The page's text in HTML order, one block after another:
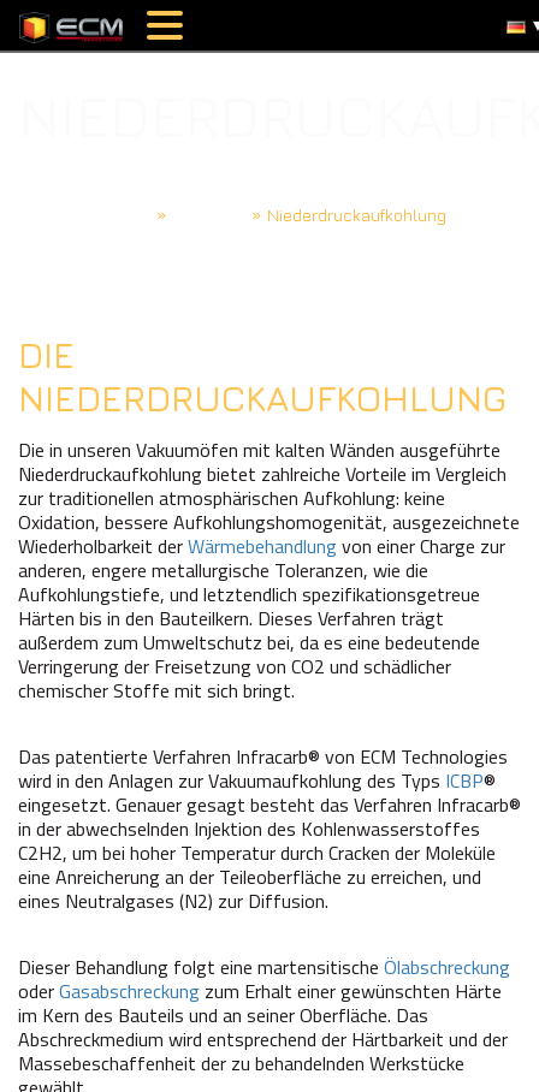
» » Niederdruckaufkohlung
DIE
NIEDERDRUCKAUFKOHLUNG
Die in unseren Vakuumöfen mit kalten Wänden ausgeführte
Niederdruckaufkohlung bietet zahlreiche Vorteile im Vergleich
zur traditionellen atmosphärischen Aufkohlung: keine
Oxidation, bessere Aufkohlungshomogenität, ausgezeichnete
Wiederholbarkeit derWärmebehandlungvon einer Charge zur
anderen, engere metallurgische Toleranzen, wie die
Aufkohlungstiefe, und letztendlich spezifikationsgetreue
Härten bis in den Bauteilkern. Dieses Verfahren trägt
außerdem zum Umweltschutz bei, da es eine bedeutende
Verringerung der Freisetzung von CO2 und schädlicher
chemischer Stoffe mit sich bringt.
Das patentierte Verfahren Infracarb® von ECM Technologies
wird in den Anlagen zur Vakuumaufkohlung des Typs ICBP®
eingesetzt. Genauer gesagt besteht das Verfahren Infracarb®
in der abwechselnden Injektion des Kohlenwasserstoffes
C2H2, um bei hoher Temperatur durch Cracken der Moleküle
eine Anreicherung an der Teileoberfläche zu erreichen, und
eines Neutralgases (N2) zur Diffusion.
Dieser Behandlung folgt eine martensitische Ölabschreckung
oderGasabschreckung zum Erhalt einer gewünschten Härte
im Kern des Bauteils und an seiner Oberfläche. Das
Abschreckmedium wird entsprechend der Härtbarkeit und der
Massebeschaffenheit der zu behandelnden Werkstücke